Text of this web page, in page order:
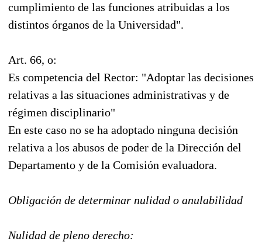
cumplimiento de las funciones atribuidas a los
distintos órganos de la Universidad".
Art. 66, o:
Es competencia del Rector: "Adoptar las decisiones
relativas a las situaciones administrativas y de
régimen disciplinario"
En este caso no se ha adoptado ninguna decisión
relativa a los abusos de poder de la Dirección del
Departamento y de la Comisión evaluadora.
Obligación de determinar nulidad o anulabilidad
Nulidad de pleno derecho: